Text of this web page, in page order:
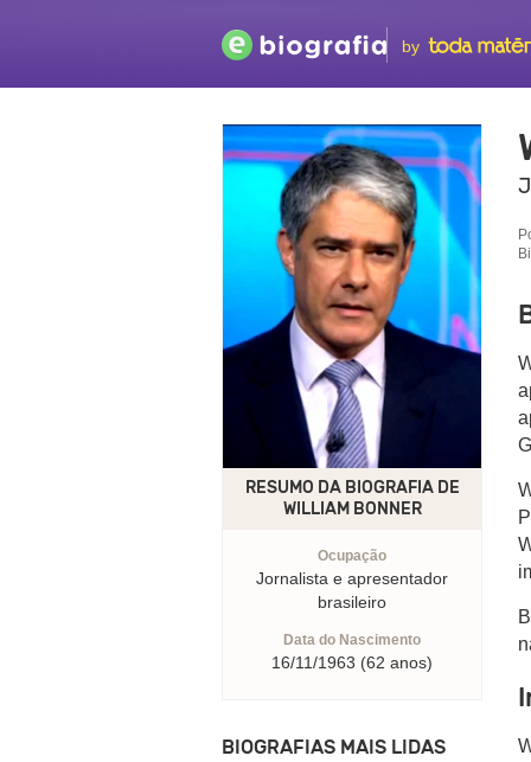
by
RESUMO DA BIOGRAFIA DE
WILLIAM BONNER
Ocupação
Jornalista e apresentador
brasileiro
Data do Nascimento
16/11/1963 (62 anos)
BIOGRAFIAS MAIS LIDAS